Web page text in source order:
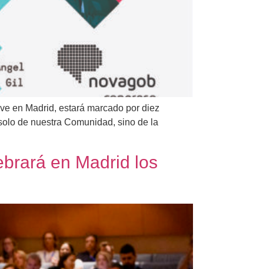
en Madrid, estará marcado por diez
de nuestra Comunidad, sino de la
en Madrid los